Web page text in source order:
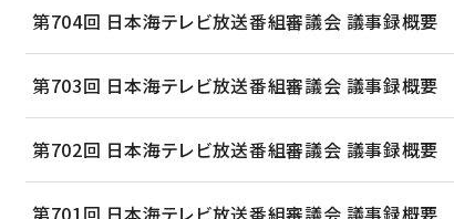
第704回 日本海テレビ放送番組審議会 議事録概要
第703回 日本海テレビ放送番組審議会 議事録概要
第702回 日本海テレビ放送番組審議会 議事録概要
第701回 日本海テレビ放送番組審議会 議事録概要